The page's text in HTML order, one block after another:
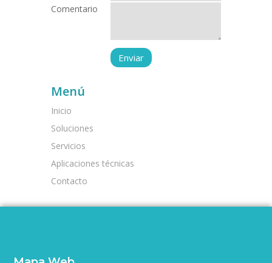
Comentario
Menú
Inicio
Soluciones
Servicios
Aplicaciones técnicas
Contacto